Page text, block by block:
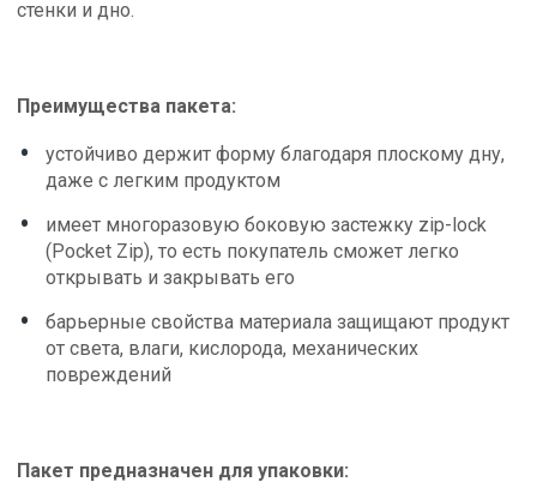
стенки и дно.
Преимущества пакета:
устойчиво держит форму благодаря плоскому дну,
даже с легким продуктом
имеет многоразовую боковую застежку zip-lock
(Pocket Zip), то есть покупатель сможет легко
открывать и закрывать его
барьерные свойства материала защищают продукт
от света, влаги, кислорода, механических
повреждений
Пакет предназначен для упаковки: